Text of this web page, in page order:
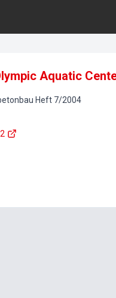
Aquatic
Heft 7/2004